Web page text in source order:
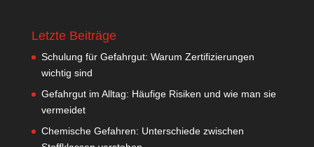
Letzte Beiträge
Schulung für Gefahrgut: Warum Zertifizierungen
wichtig sind
Gefahrgut im Alltag: Häufige Risiken und wie man sie
vermeidet
Chemische Gefahren: Unterschiede zwischen